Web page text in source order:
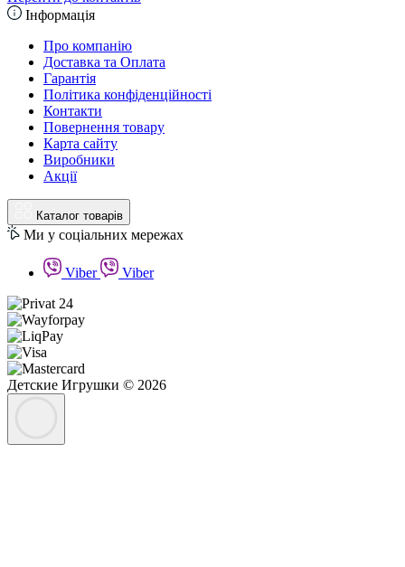
Інформація
Про компанію
Доставка та Оплата
Гарантія
Політика конфіденційності
Контакти
Повернення товару
Карта сайту
Виробники
Акції
Каталог товарів
Ми у соціальних мережах
Viber Viber
Детские Игрушки © 2026